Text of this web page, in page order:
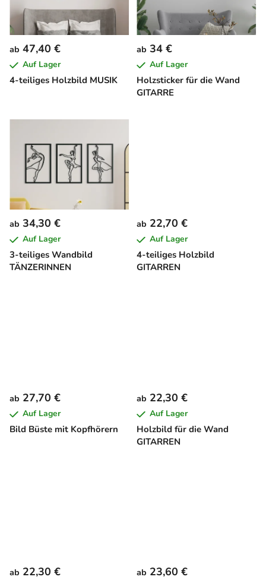
t
e
r
u
n
e
d
e
r
P
r
d
4-teiliges Holzbild MUSIK
ab 47,40 €
Auf Lager
Holzsticker für die Wand
GITARRE
ab 34 €
Auf Lager
3-teiliges Wandbild
TÄNZERINNEN
ab 34,30 €
Auf Lager
4-teiliges Holzbild
GITARREN
ab 22,70 €
Auf Lager
Bild Büste mit Kopfhörern
ab 27,70 €
Auf Lager
Holzbild für die Wand
GITARREN
ab 22,30 €
Auf Lager
ab 22,30 € ab 23,60 €